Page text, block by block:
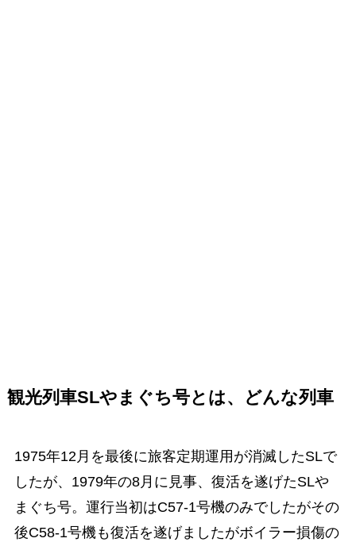
観光列車SLやまぐち号とは、どんな列車
1975年12月を最後に旅客定期運用が消滅したSLで
したが、1979年の8月に見事、復活を遂げたSLや
まぐち号。運行当初はC57-1号機のみでしたがその
後C58-1号機も復活を遂げましたがボイラー損傷の